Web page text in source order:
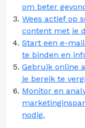
om beter
Wees actief op
content met je
Start een e-
te binden en
Gebruik online
je bereik te
Monitor en
nodig.